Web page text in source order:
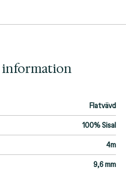
information
Flatvävd
100% Sisal
4m
9,6 mm